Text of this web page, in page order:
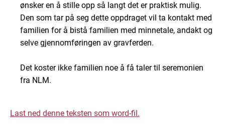
ønsker en å stille opp så langt det er praktisk mulig.
Den som tar på seg dette oppdraget vil ta kontakt med
familien for å bistå familien med minnetale, andakt og
selve gjennomføringen av gravferden.
Det koster ikke familien noe å få taler til seremonien
fra NLM.
Last ned denne teksten som word-fil.